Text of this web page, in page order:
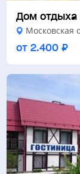
Дом отдыха
Московская
от 2.400 ₽